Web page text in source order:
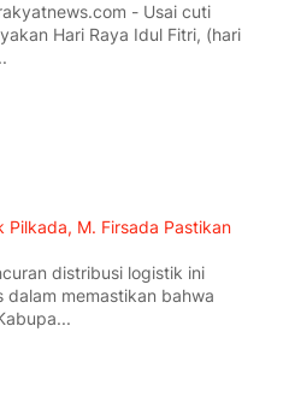
- Usai cuti
Hari Raya Idul Fitri, (hari
Pilkada, M. Firsada Pastikan
distribusi logistik ini
memastikan bahwa